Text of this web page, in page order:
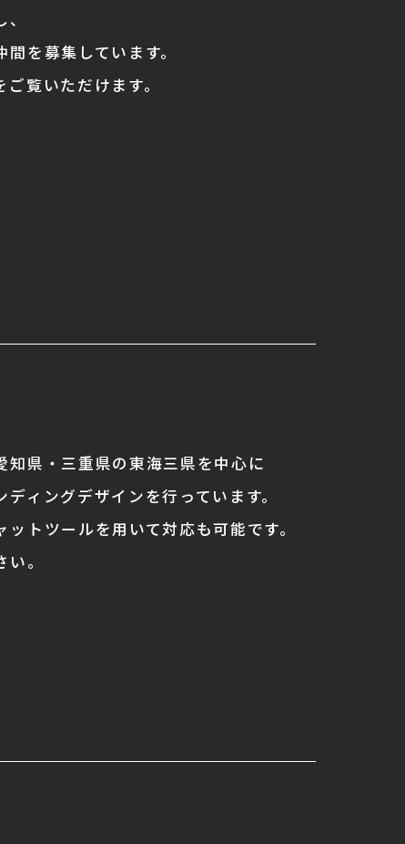
を募集しています。
覧いただけます。
知県・三重県の東海三県を中心に
ィングデザインを行っています。
トツールを用いて対応も可能です。
。